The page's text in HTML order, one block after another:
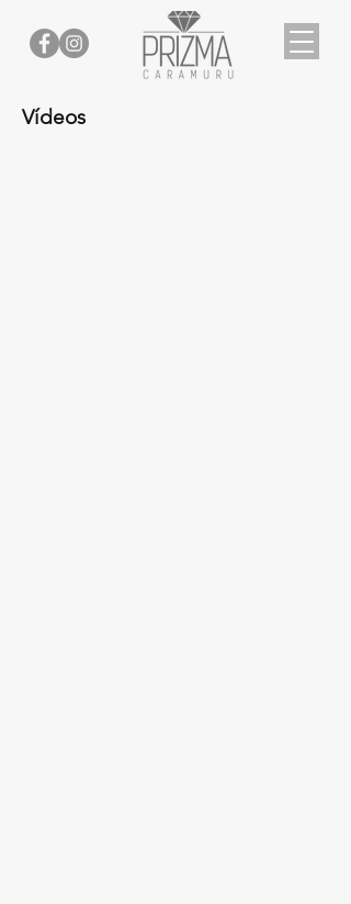
Vídeos